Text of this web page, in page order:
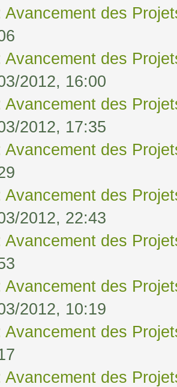
Avancement des
Avancement des
2012, 16:00
Avancement des
2012, 17:35
Avancement des
Avancement des
2012, 22:43
Avancement des
Avancement des
2012, 10:19
Avancement des
Avancement des